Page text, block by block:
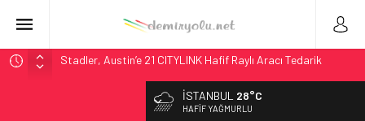
Edecek
9,9 Milyar Dolarlık Mor Hat’ta Tel Testleri Başladı
Utah’ta 31 Milyon Dolarlık Proje Trafik Çilesini Bitiriyor
İSTANBUL 28°C
HAFIF YAĞMURLU